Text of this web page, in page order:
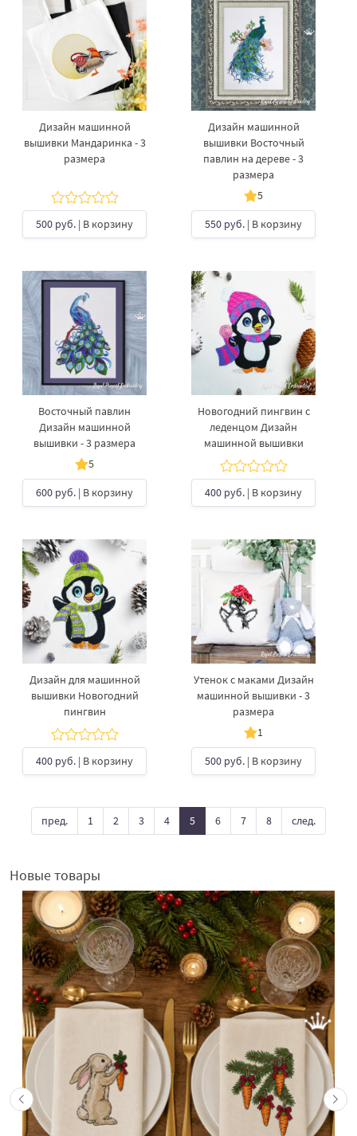
Дизайн машинной
вышивки Мандаринка - 3
размера
500 руб. | В корзину
Дизайн машинной
вышивки Восточный
павлин на дереве - 3
размера
5
550 руб. | В корзину
Восточный павлин
Дизайн машинной
вышивки - 3 размера
5
600 руб. | В корзину
Новогодний пингвин с
леденцом Дизайн
машинной вышивки
400 руб. | В корзину
Дизайн для машинной
вышивки Новогодний
пингвин
400 руб. | В корзину
Утенок с маками Дизайн
машинной вышивки - 3
размера
1
500 руб. | В корзину
пред. 1 2 3 4 5 6 7 8 след.
Новые товары